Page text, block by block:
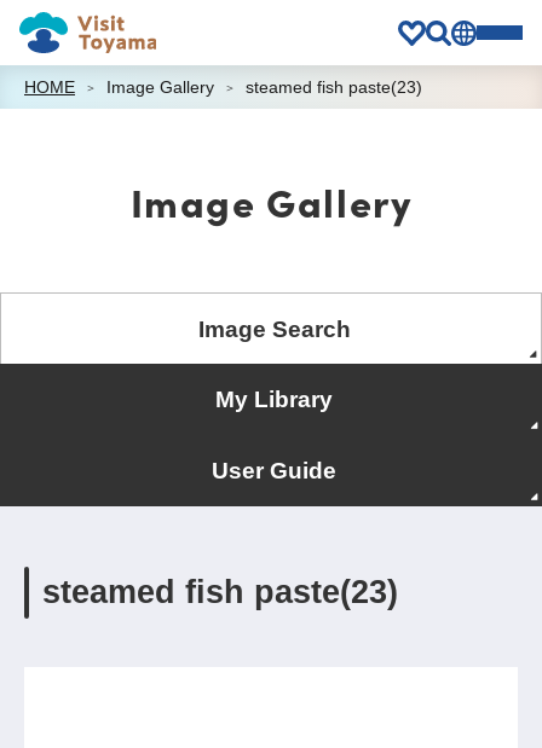
HOME Image Gallery steamed fish paste(23)
Image Gallery
Image Search
My Library
User Guide
steamed fish paste(23)